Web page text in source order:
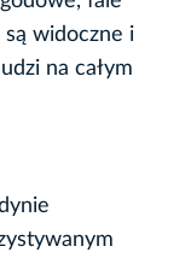
są widoczne i
na całym